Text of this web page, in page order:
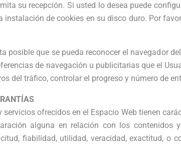
su recepción. Si usted lo desea puede
instalación de cookies en su disco duro. Por
posible que se pueda reconocer el navegador
de navegación u publicitarias que el
del tráfico, controlar el progreso y número de
servicios ofrecidos en el Espacio Web tienen
alguna en relación con los contenidos
fiabilidad, utilidad, veracidad, exactitud, o